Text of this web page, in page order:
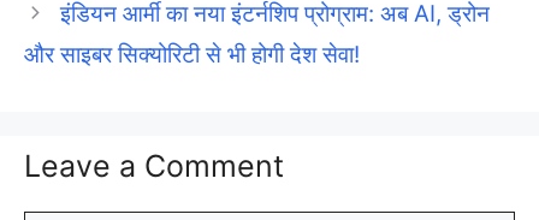
इंडियन आर्मी का नया इंटर्नशिप प्रोग्राम: अब AI, ड्रोन
और साइबर सिक्योरिटी से भी होगी देश सेवा!
Leave a Comment